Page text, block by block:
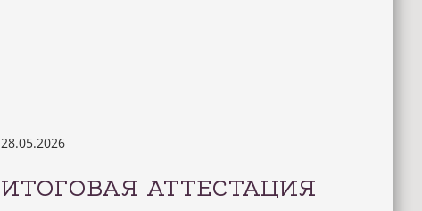
28.05.2026
ИТОГОВАЯ АТТЕСТАЦИЯ